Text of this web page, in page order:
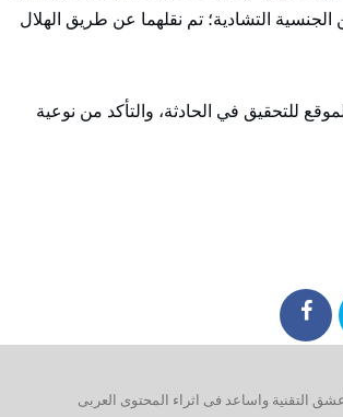
التشادية؛ تم نقلهما عن طريق الهلال
للتحقيق في الحادثة، والتأكد من نوعية
واساعد فى اثراء المحتوى العربى